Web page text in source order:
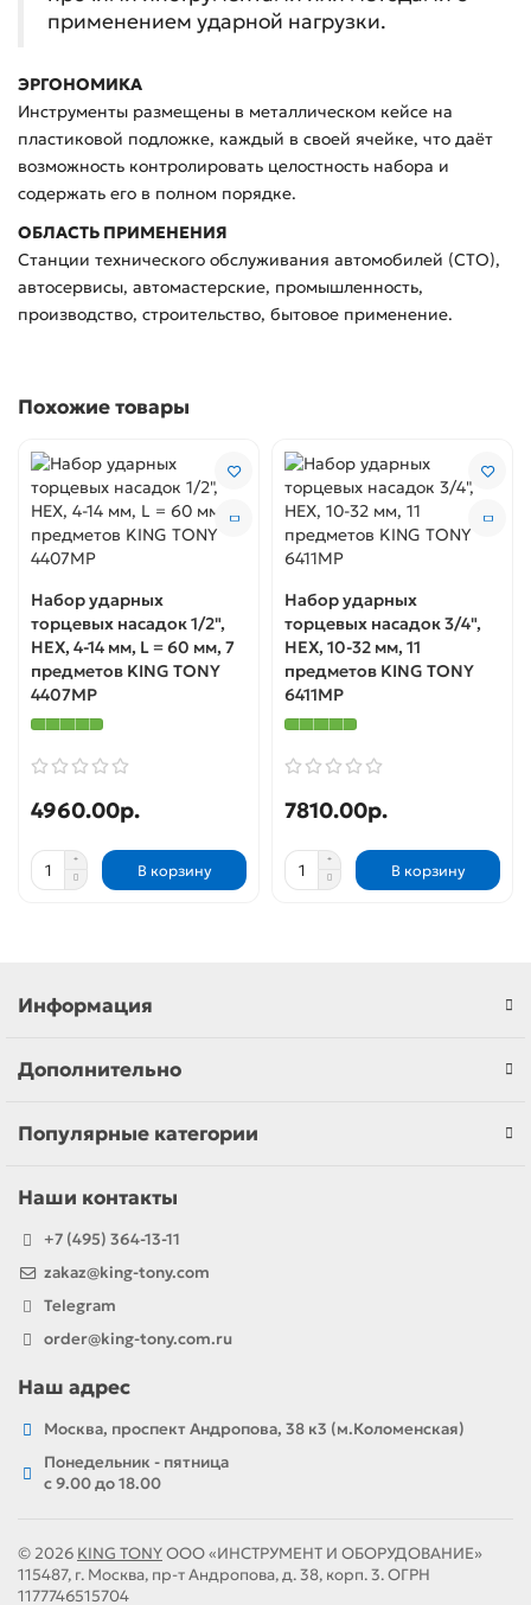
применением ударной нагрузки.
ЭРГОНОМИКА
Инструменты размещены в металлическом кейсе на
пластиковой подложке, каждый в своей ячейке, что даёт
возможность контролировать целостность набора и
содержать его в полном порядке.
ОБЛАСТЬ ПРИМЕНЕНИЯ
Станции технического обслуживания автомобилей (СТО),
автосервисы, автомастерские, промышленность,
производство, строительство, бытовое применение.
Похожие товары
Набор ударных
торцевых насадок 1/2",
HEX, 4-14 мм, L = 60 мм, 7
предметов KING TONY
4407MP
4960.00р.
В корзину
Набор ударных
торцевых насадок 3/4",
HEX, 10-32 мм, 11
предметов KING TONY
6411MP
7810.00р.
В корзину
Информация
Дополнительно
Популярные категории
Наши контакты
+7 (495) 364-13-11
zakaz@king-tony.com
Telegram
order@king-tony.com.ru
Наш адрес
Москва, проспект Андропова, 38 к3 (м.Коломенская)
Понедельник - пятница
c 9.00 до 18.00
© 2026 KING TONYООО «ИНСТРУМЕНТ И ОБОРУДОВАНИЕ»
115487, г. Москва, пр-т Андропова, д. 38, корп. 3. ОГРН
1177746515704